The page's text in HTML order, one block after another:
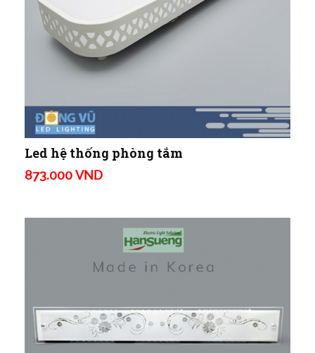
Led hệ thống phòng tắm
873.000 VND